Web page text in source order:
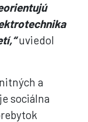
uviedol
a
sociálna